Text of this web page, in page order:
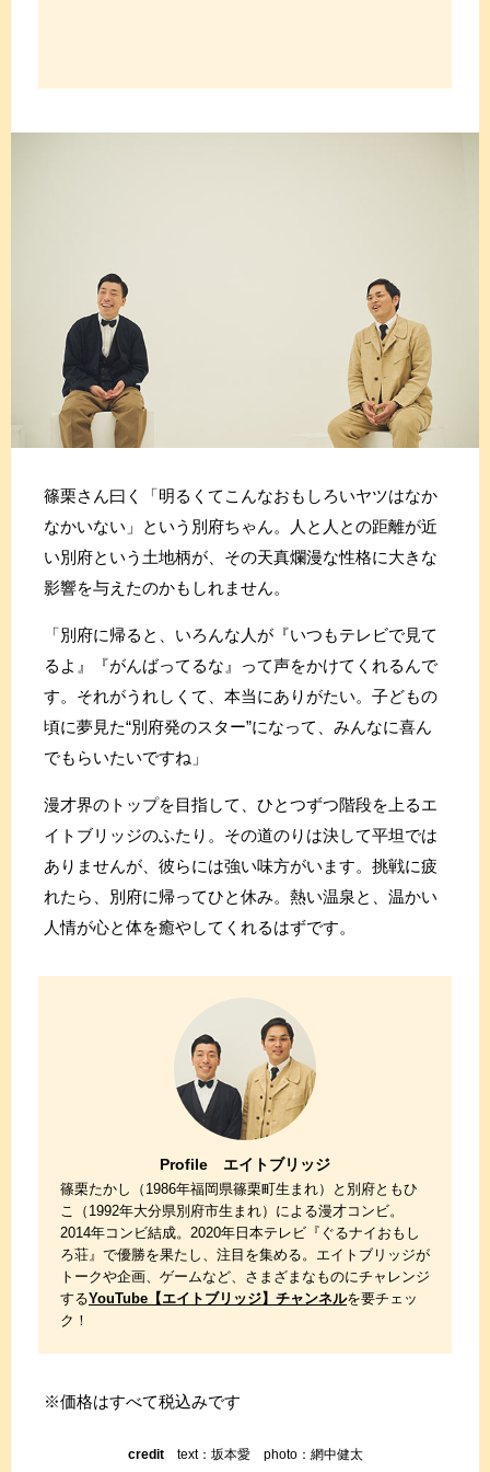
篠栗さん曰く「明るくてこんなおもしろいヤツはなか
なかいない」という別府ちゃん。人と人との距離が近
い別府という土地柄が、その天真爛漫な性格に大きな
影響を与えたのかもしれません。
「別府に帰ると、いろんな人が『いつもテレビで見て
るよ』『がんばってるな』って声をかけてくれるんで
す。それがうれしくて、本当にありがたい。子どもの
頃に夢見た“別府発のスター”になって、みんなに喜ん
でもらいたいですね」
漫才界のトップを目指して、ひとつずつ階段を上るエ
イトブリッジのふたり。その道のりは決して平坦では
ありませんが、彼らには強い味方がいます。挑戦に疲
れたら、別府に帰ってひと休み。熱い温泉と、温かい
人情が心と体を癒やしてくれるはずです。
Profile エイトブリッジ
篠栗たかし（1986年福岡県篠栗町生まれ）と別府ともひ
こ（1992年大分県別府市生まれ）による漫才コンビ。
2014年コンビ結成。2020年日本テレビ『ぐるナイおもし
ろ荘』で優勝を果たし、注目を集める。エイトブリッジが
トークや企画、ゲームなど、さまざまなものにチャレンジ
するYouTube【エイトブリッジ】チャンネルを要チェッ
ク！
※価格はすべて税込みです
credittext：坂本愛 photo：網中健太